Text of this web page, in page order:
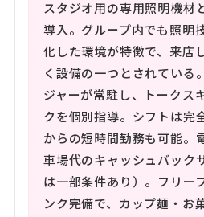
スタジオ用の専用照明機材
導入。グループ内でも照明
化した環境が特徴で、来店
く設備の一つとされている
ジャーが常駐し、トークス
クを個別指導。シフトは完
からの短時間勤務も可能。
車場代のキャッシュバック
は一部条件あり）。フリー
ンク完備で、カップ麺・お